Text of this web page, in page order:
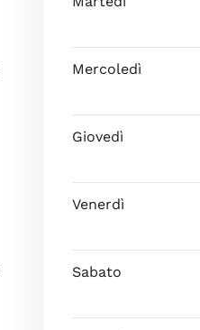
Mercoledì
Giovedì
Venerdì
Sabato